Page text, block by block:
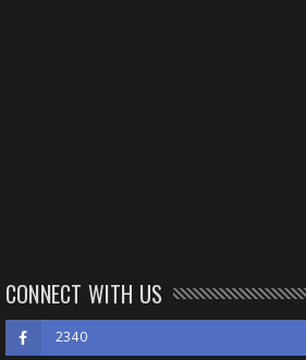
CONNECT WITH US
2340